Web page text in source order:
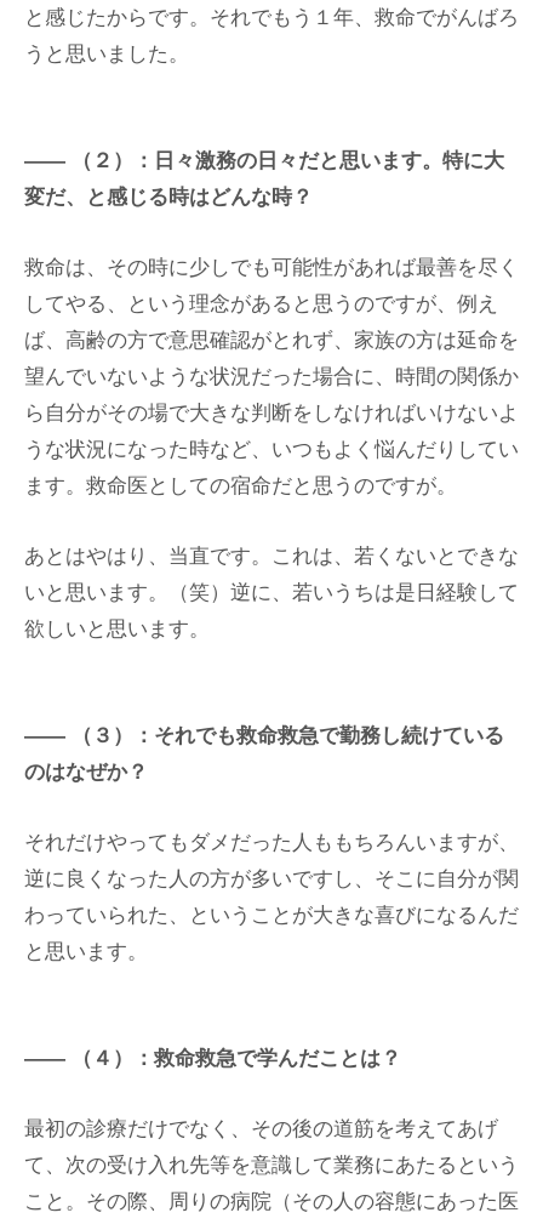
と感じたからです。それでもう１年、救命でがんばろ
うと思いました。
（２）：日々激務の日々だと思います。特に大
変だ、と感じる時はどんな時？
救命は、その時に少しでも可能性があれば最善を尽く
してやる、という理念があると思うのですが、例え
ば、高齢の方で意思確認がとれず、家族の方は延命を
望んでいないような状況だった場合に、時間の関係か
ら自分がその場で大きな判断をしなければいけないよ
うな状況になった時など、いつもよく悩んだりしてい
ます。救命医としての宿命だと思うのですが。
あとはやはり、当直です。これは、若くないとできな
いと思います。（笑）逆に、若いうちは是日経験して
欲しいと思います。
（３）：それでも救命救急で勤務し続けている
のはなぜか？
それだけやってもダメだった人ももちろんいますが、
逆に良くなった人の方が多いですし、そこに自分が関
わっていられた、ということが大きな喜びになるんだ
と思います。
（４）：救命救急で学んだことは？
最初の診療だけでなく、その後の道筋を考えてあげ
て、次の受け入れ先等を意識して業務にあたるという
こと。その際、周りの病院（その人の容態にあった医